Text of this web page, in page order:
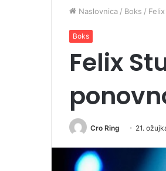
Naslovnica / Boks /
Boks
Felix
Cro Ring 21.